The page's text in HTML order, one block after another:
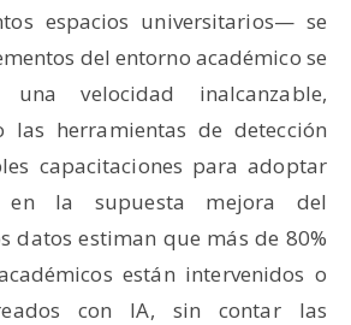
espacios universitarios— se
del entorno académico se
velocidad inalcanzable,
las herramientas de detección
capacitaciones para adoptar
en la supuesta mejora del
datos estiman que más de 80%
están intervenidos o
con IA, sin contar las